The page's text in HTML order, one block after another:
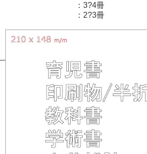
：3?4冊
：2?3冊